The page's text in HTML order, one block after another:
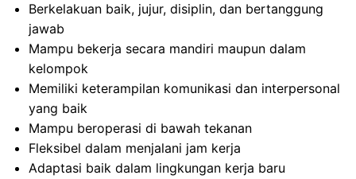
Berkelakuan baik, jujur, disiplin, dan bertanggung
jawab
Mampu bekerja secara mandiri maupun dalam
kelompok
Memiliki keterampilan komunikasi dan interpersonal
yang baik
Mampu beroperasi di bawah tekanan
Fleksibel dalam menjalani jam kerja
Adaptasi baik dalam lingkungan kerja baru